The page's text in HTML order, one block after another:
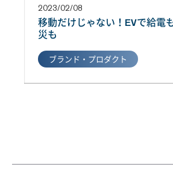
2023/02/08
移動だけじゃない！EVで給電
災も
ブランド・プロダクト